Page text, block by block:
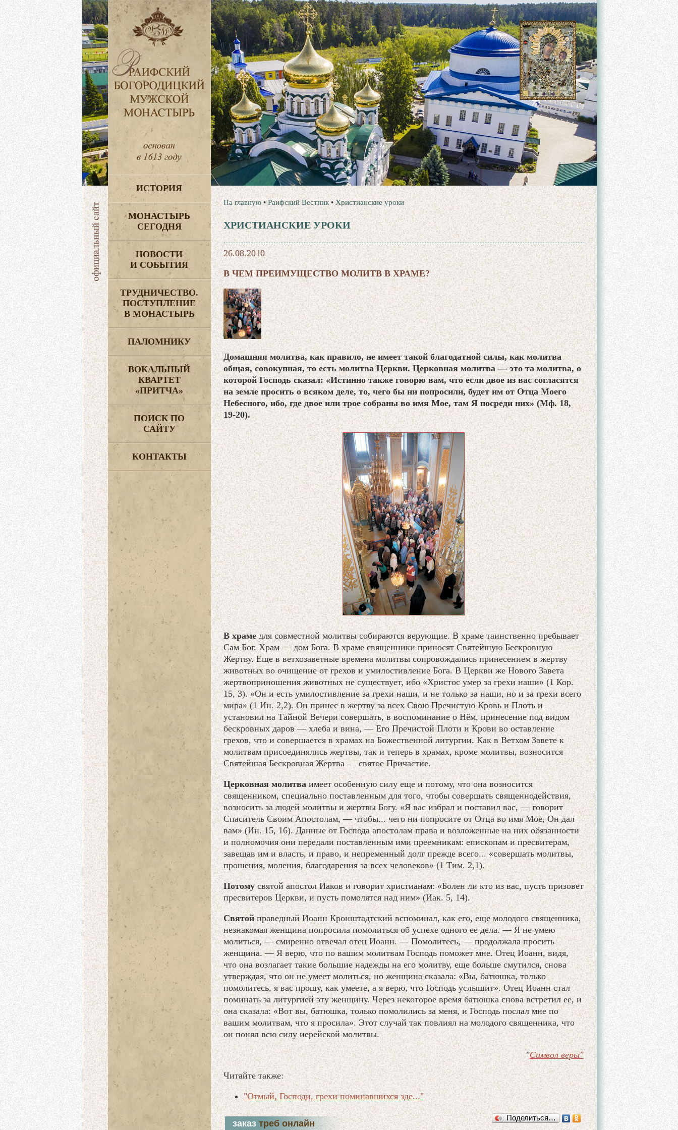
ИСТОРИЯ
МОНАСТЫРЬ
СЕГОДНЯ
НОВОСТИ
И СОБЫТИЯ
ТРУДНИЧЕСТВО.
ПОСТУПЛЕНИЕ
В МОНАСТЫРЬ
ПАЛОМНИКУ
ВОКАЛЬНЫЙ
КВАРТЕТ
«ПРИТЧА»
ПОИСК ПО
САЙТУ
КОНТАКТЫ
На главную •Раифский Вестник •Христианские уроки
ХРИСТИАНСКИЕ УРОКИ
26.08.2010
В ЧЕМ ПРЕИМУЩЕСТВО МОЛИТВ В ХРАМЕ?
Домашняя молитва, как правило, не имеет такой благодатной силы, как молитва
общая, совокупная, то есть молитва Церкви. Церковная молитва — это та молитва, о
которой Господь сказал: «Истинно также говорю вам, что если двое из вас согласятся
на земле просить о всяком деле, то, чего бы ни попросили, будет им от Отца Моего
Небесного, ибо, где двое или трое собраны во имя Мое, там Я посреди них» (Мф. 18,
19-20).
В храмедля совместной молитвы собираются верующие. В храме таинственно пребывает
Сам Бог. Храм — дом Бога. В храме священники приносят Святейшую Бескровную
Жертву. Еще в ветхозаветные времена молитвы сопровождались принесением в жертву
животных во очищение от грехов и умилостивление Бога. В Церкви же Нового Завета
жертвоприношения животных не существует, ибо «Христос умер за грехи наши» (1 Кор.
15, 3). «Он и есть умилостивление за грехи наши, и не только за наши, но и за грехи всего
мира» (1 Ин. 2,2). Он принес в жертву за всех Свою Пречистую Кровь и Плоть и
установил на Тайной Вечери совершать, в воспоминание о Нём, принесение под видом
бескровных даров — хлеба и вина, — Его Пречистой Плоти и Крови во оставление
грехов, что и совершается в храмах на Божественной литургии. Как в Ветхом Завете к
молитвам присоединялись жертвы, так и теперь в храмах, кроме молитвы, возносится
Святейшая Бескровная Жертва — святое Причастие.
Церковная молитваимеет особенную силу еще и потому, что она возносится
священником, специально поставленным для того, чтобы совершать священнодействия,
возносить за людей молитвы и жертвы Богу. «Я вас избрал и поставил вас, — говорит
Спаситель Своим Апостолам, — чтобы... чего ни попросите от Отца во имя Мое, Он дал
вам» (Ин. 15, 16). Данные от Господа апостолам права и возложенные на них обязанности
и полномочия они передали поставленным ими преемникам: епископам и пресвитерам,
завещав им и власть, и право, и непременный долг прежде всего... «совершать молитвы,
прошения, моления, благодарения за всех человеков» (1 Тим. 2,1).
Потомусвятой апостол Иаков и говорит христианам: «Болен ли кто из вас, пусть призовет
пресвитеров Церкви, и пусть помолятся над ним» (Иак. 5, 14).
Святойправедный Иоанн Кронштадтский вспоминал, как его, еще молодого священника,
незнакомая женщина попросила помолиться об успехе одного ее дела. — Я не умею
молиться, — смиренно отвечал отец Иоанн. — Помолитесь, — продолжала просить
женщина. — Я верю, что по вашим молитвам Господь поможет мне. Отец Иоанн, видя,
что она возлагает такие большие надежды на его молитву, еще больше смутился, снова
утверждая, что он не умеет молиться, но женщина сказала: «Вы, батюшка, только
помолитесь, я вас прошу, как умеете, а я верю, что Господь услышит». Отец Иоанн стал
поминать за литургией эту женщину. Через некоторое время батюшка снова встретил ее, и
она сказала: «Вот вы, батюшка, только помолились за меня, и Господь послал мне по
вашим молитвам, что я просила». Этот случай так повлиял на молодого священника, что
он понял всю силу иерейской молитвы.
"Символ веры"
Читайте также:
"Отмый, Господи, грехи поминавшихся зде..."
заказ треб онлайн
Поделиться…